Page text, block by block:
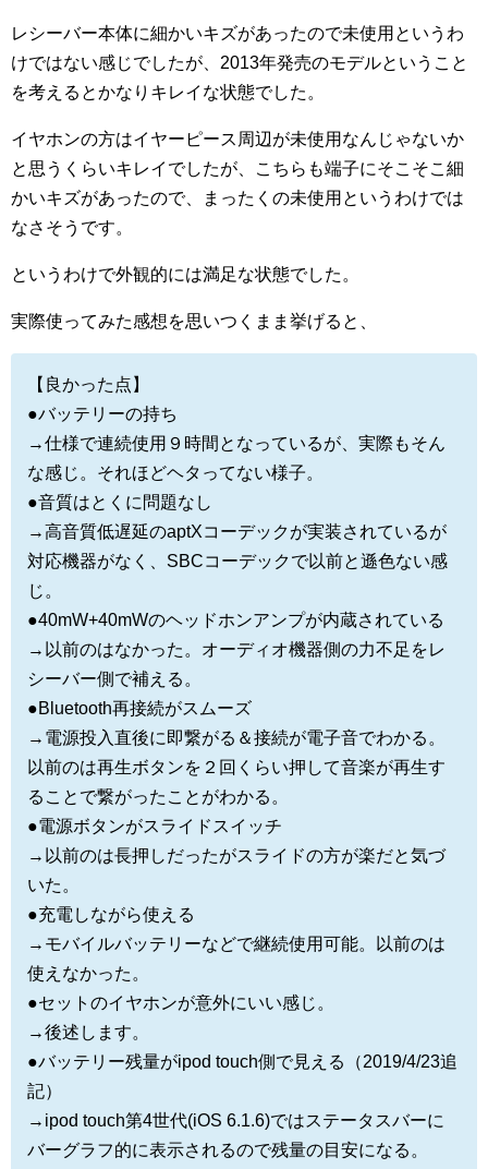
レシーバー本体に細かいキズがあったので未使用というわ
けではない感じでしたが、2013年発売のモデルということ
を考えるとかなりキレイな状態でした。
イヤホンの方はイヤーピース周辺が未使用なんじゃないか
と思うくらいキレイでしたが、こちらも端子にそこそこ細
かいキズがあったので、まったくの未使用というわけでは
なさそうです。
というわけで外観的には満足な状態でした。
実際使ってみた感想を思いつくまま挙げると、
【良かった点】
●バッテリーの持ち
→仕様で連続使用９時間となっているが、実際もそん
な感じ。それほどヘタってない様子。
●音質はとくに問題なし
→高音質低遅延のaptXコーデックが実装されているが
対応機器がなく、SBCコーデックで以前と遜色ない感
じ。
●40mW+40mWのヘッドホンアンプが内蔵されている
→以前のはなかった。オーディオ機器側の力不足をレ
シーバー側で補える。
●Bluetooth再接続がスムーズ
→電源投入直後に即繋がる＆接続が電子音でわかる。
以前のは再生ボタンを２回くらい押して音楽が再生す
ることで繋がったことがわかる。
●電源ボタンがスライドスイッチ
→以前のは長押しだったがスライドの方が楽だと気づ
いた。
●充電しながら使える
→モバイルバッテリーなどで継続使用可能。以前のは
使えなかった。
●セットのイヤホンが意外にいい感じ。
→後述します。
●バッテリー残量がipod touch側で見える（2019/4/23追
記）
→ipod touch第4世代(iOS 6.1.6)ではステータスバーに
バーグラフ的に表示されるので残量の目安になる。